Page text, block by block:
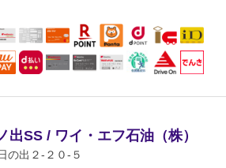
出SS / ワイ・エフ石油（株）
の出２-２０-５